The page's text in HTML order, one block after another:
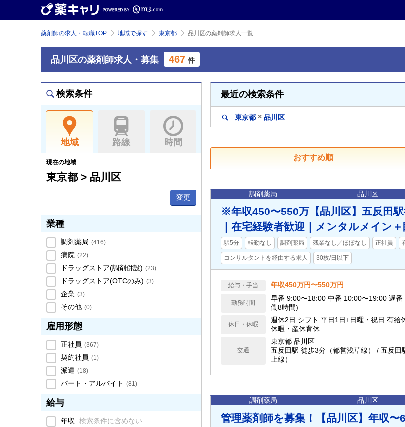
薬剤師の求人・転職TOP 地域で探す 東京都 品川区の薬剤師求人一覧
品川区の薬剤師求人・募集 467 件
検索条件
地域 路線 時間
現在の地域
東京都 > 品川区
変更
業種
調剤薬局 (416)
病院 (22)
ドラッグストア(調剤併設) (23)
ドラッグストア(OTCのみ) (3)
企業 (3)
その他 (0)
雇用形態
正社員 (367)
契約社員 (1)
派遣 (18)
パート・アルバイト (81)
給与
年収 検索条件に含めない
最近の検索条件
東京都 × 品川区
おすすめ順
調剤薬局 品川区
※年収450〜550万【品川区】五反田
｜在宅経験者歓迎｜メンタルメイン
駅5分 転勤なし 調剤薬局 残業なし／ほぼなし 正社員
コンサルタントを経由する求人 30枚/日以下
給与・手当 年収450万円〜550万円
勤務時間
早番 9:00〜18:00 中番 10:00〜19:00 遅番 11:00〜20:00 (休憩1時間、実
働8時間)
休日・休暇
週休2日 シフト 平日1日+日曜・祝日 有給
休暇・産休育休
交通
東京都 品川区
五反田駅 徒歩3分（都営浅草線） / 五反田
上線）
調剤薬局 品川区
管理薬剤師を募集！【品川区】年収